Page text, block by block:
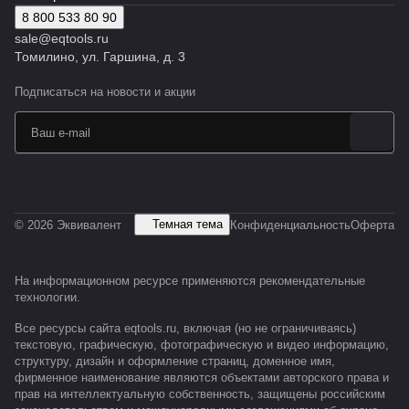
8 800 533 80 90
sale@eqtools.ru
Томилино, ул. Гаршина, д. 3
Подписаться на новости и акции
© 2026 Эквивалент Темная тема КонфиденциальностьОферта
На информационном ресурсе применяются рекомендательные
технологии.
Все ресурсы сайта eqtools.ru, включая (но не ограничиваясь)
текстовую, графическую, фотографическую и видео информацию,
структуру, дизайн и оформление страниц, доменное имя,
фирменное наименование являются объектами авторского права и
прав на интеллектуальную собственность, защищены российским